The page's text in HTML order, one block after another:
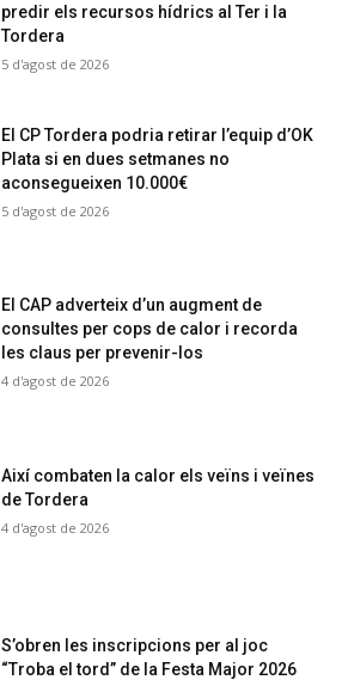
predir els recursos hídrics al Ter i la
Tordera
5 d'agost de 2026
El CP Tordera podria retirar l’equip d’OK
Plata si en dues setmanes no
aconsegueixen 10.000€
5 d'agost de 2026
El CAP adverteix d’un augment de
consultes per cops de calor i recorda
les claus per prevenir-los
4 d'agost de 2026
Així combaten la calor els veïns i veïnes
de Tordera
4 d'agost de 2026
S’obren les inscripcions per al joc
“Troba el tord” de la Festa Major 2026